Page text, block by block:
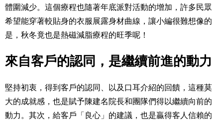
體圍減少。這個療程也隨著年底派對活動的增加，許多民眾
希望能穿著較貼身的衣服展露身材曲線，讓小編很難想像的
是，秋冬竟也是熱磁減脂療程的旺季呢！
來自客戶的認同，是繼續前進的動力
堅持初衷，得到客戶的認同、以及口耳介紹的回饋，這種莫
大的成就感，也是賦予陳建名院長和團隊們得以繼續向前的
動力。其次，給客戶「良心」的建議，也是贏得客人信賴的